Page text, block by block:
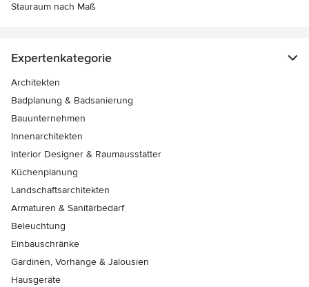
Stauraum nach Maß
Expertenkategorie
Architekten
Badplanung & Badsanierung
Bauunternehmen
Innenarchitekten
Interior Designer & Raumausstatter
Küchenplanung
Landschaftsarchitekten
Armaturen & Sanitärbedarf
Beleuchtung
Einbauschränke
Gardinen, Vorhänge & Jalousien
Hausgeräte